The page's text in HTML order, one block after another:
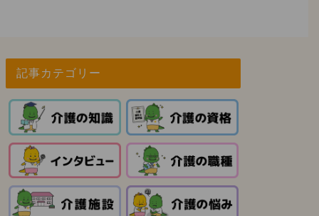
記事カテゴリー